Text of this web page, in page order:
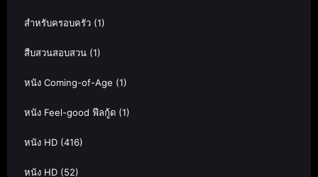
สำหรับครอบครัว (1)
สืบสวนสอบสวน (1)
หนัง Coming-of-Age (1)
หนัง Feel-good ฟีลกู้ด (1)
หนัง HD (416)
หนัง HD (52)